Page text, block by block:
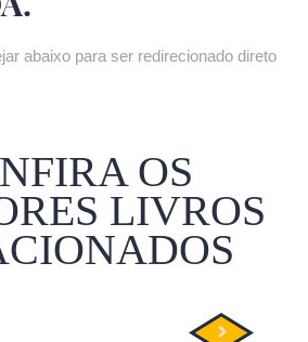
abaixo para ser redirecionado direto
OS
LIVROS